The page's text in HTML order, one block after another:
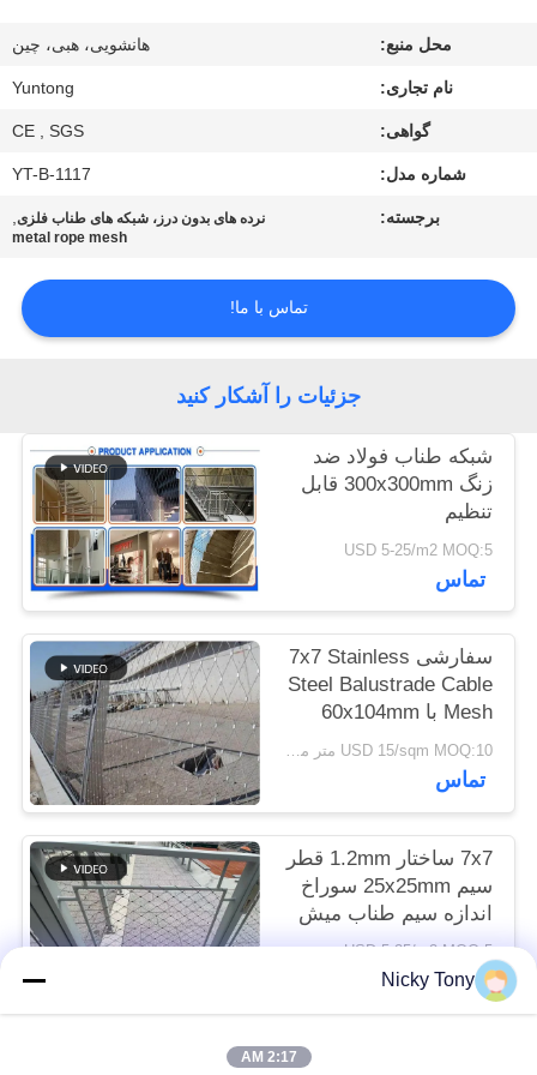
تماس
اخبار
نقشه
سایت
حریم
خصوصی
محل منبع: هانشویی، هبی، چین
نام تجاری: Yuntong
گواهی: CE , SGS
شماره مدل: YT-B-1117
برجسته: نرده های بدون درز، شبکه های طناب فلزی,
metal rope mesh
تماس با ما!
جزئیات را آشکار کنید
شبكه طناب فولاد ضد
زنگ 300x300mm قابل
تنظیم
USD 5-25/m2 MOQ:5
تماس
سفارشی 7x7 Stainless
Steel Balustrade Cable
Mesh با 60x104mm
قطر کابل
USD 15/sqm MOQ:10 متر مربع
تماس
7x7 ساختار 1.2mm قطر
سیم 25x25mm سوراخ
اندازه سیم طناب میش
بالوستراد کابل میش
USD 5-25/m2 MOQ:5
تماس
Nicky Tony
2:17 AM